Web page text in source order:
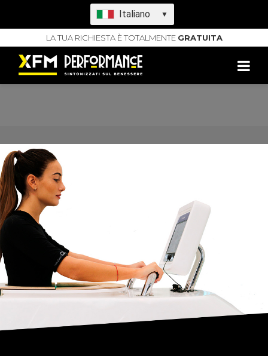
Italiano ▼
LA TUA RICHIESTA È TOTALMENTE GRATUITA